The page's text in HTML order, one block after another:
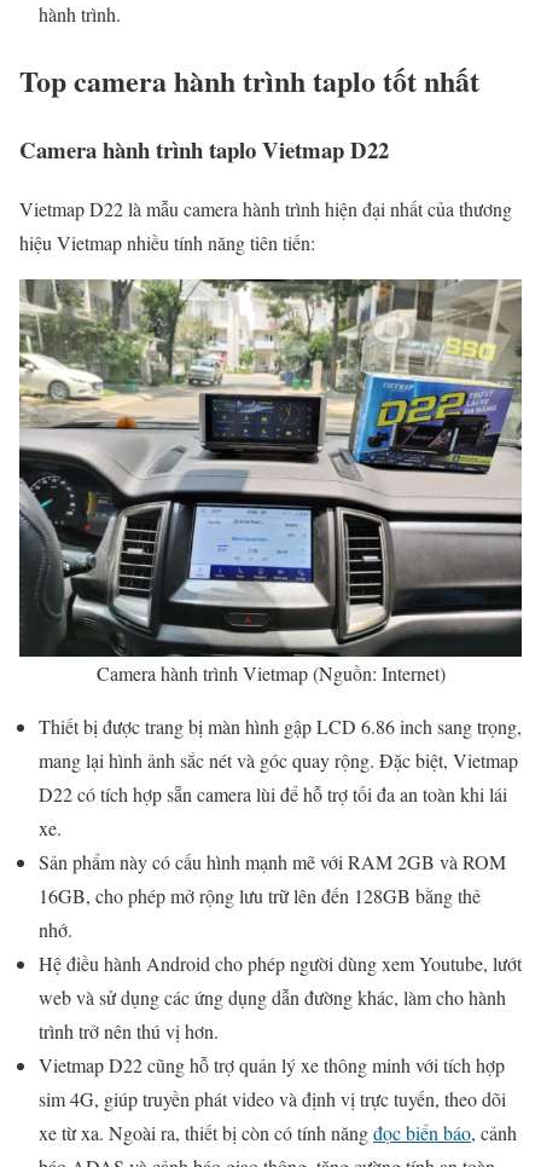
hành trình.
Top camera hành trình taplo tốt nhất
Camera hành trình taplo Vietmap D22
Vietmap D22 là mẫu camera hành trình hiện đại nhất của thương
hiệu Vietmap nhiều tính năng tiên tiến:
Camera hành trình Vietmap (Nguồn: Internet)
Thiết bị được trang bị màn hình gập LCD 6.86 inch sang trọng,
mang lại hình ảnh sắc nét và góc quay rộng. Đặc biệt, Vietmap
D22 có tích hợp sẵn camera lùi để hỗ trợ tối đa an toàn khi lái
xe.
Sản phẩm này có cấu hình mạnh mẽ với RAM 2GB và ROM
16GB, cho phép mở rộng lưu trữ lên đến 128GB bằng thẻ
nhớ.
Hệ điều hành Android cho phép người dùng xem Youtube, lướt
web và sử dụng các ứng dụng dẫn đường khác, làm cho hành
trình trở nên thú vị hơn.
Vietmap D22 cũng hỗ trợ quản lý xe thông minh với tích hợp
sim 4G, giúp truyền phát video và định vị trực tuyến, theo dõi
xe từ xa. Ngoài ra, thiết bị còn có tính năngđọc biển báo, cảnh